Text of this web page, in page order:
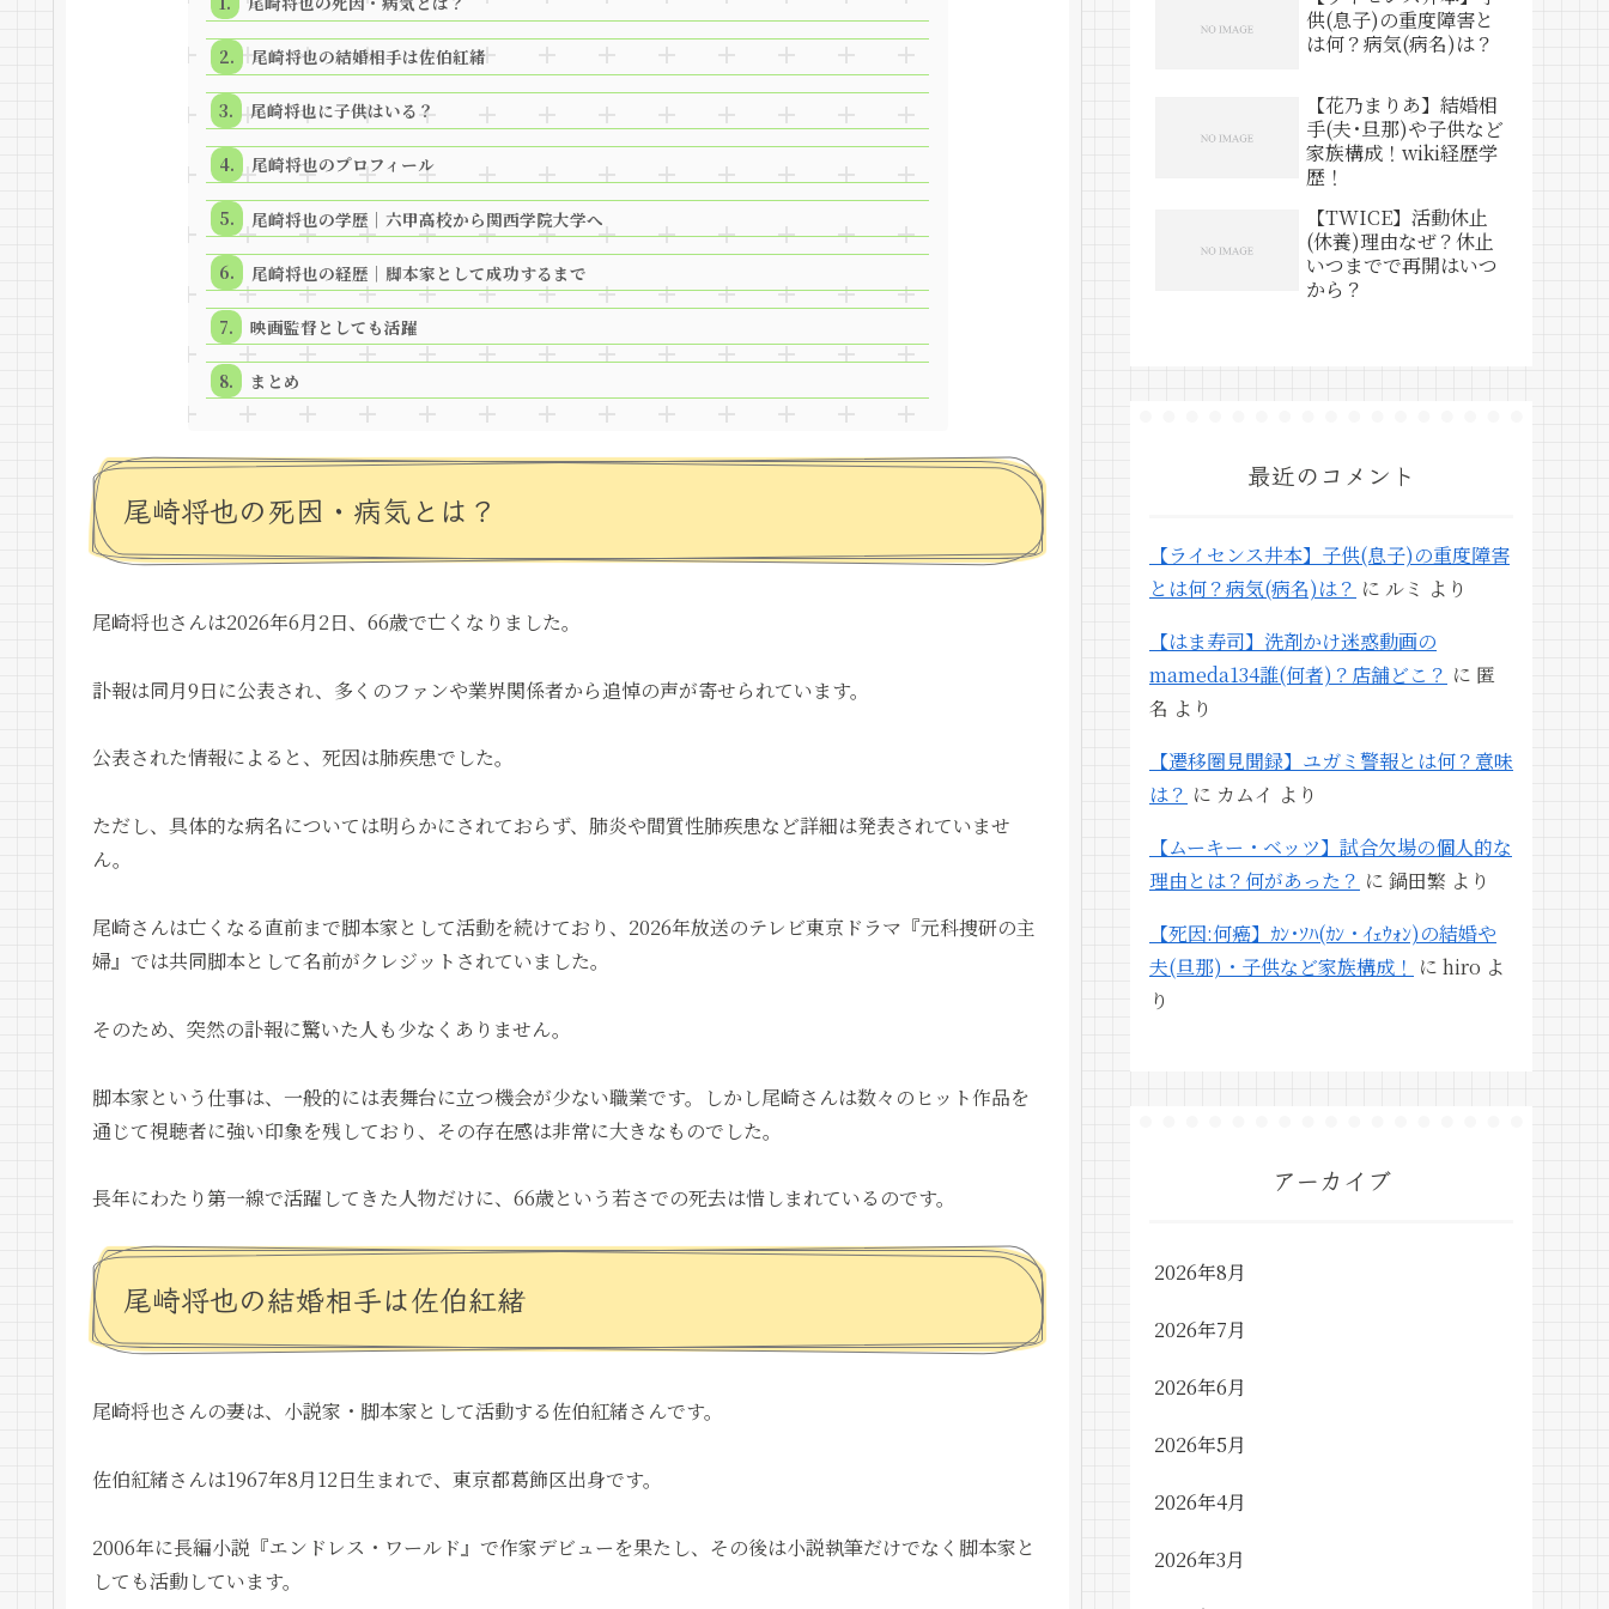
尾崎将也の結婚相手は佐伯紅緒
尾崎将也に子供はいる？
尾崎将也のプロフィール
尾崎将也の学歴｜六甲高校から関西学院大学へ
尾崎将也の経歴｜脚本家として成功するまで
映画監督としても活躍
まとめ
尾崎将也の死因・病気とは？
尾崎将也さんは2026年6月2日、66歳で亡くなりました。
訃報は同月9日に公表され、多くのファンや業界関係者から追悼の声が寄せられています。
公表された情報によると、死因は肺疾患でした。
ただし、具体的な病名については明らかにされておらず、肺炎や間質性肺疾患など詳細は発表されていませ
ん。
尾崎さんは亡くなる直前まで脚本家として活動を続けており、2026年放送のテレビ東京ドラマ『元科捜研の主
婦』では共同脚本として名前がクレジットされていました。
そのため、突然の訃報に驚いた人も少なくありません。
脚本家という仕事は、一般的には表舞台に立つ機会が少ない職業です。しかし尾崎さんは数々のヒット作品を
通じて視聴者に強い印象を残しており、その存在感は非常に大きなものでした。
長年にわたり第一線で活躍してきた人物だけに、66歳という若さでの死去は惜しまれているのです。
尾崎将也の結婚相手は佐伯紅緒
尾崎将也さんの妻は、小説家・脚本家として活動する佐伯紅緒さんです。
佐伯紅緒さんは1967年8月12日生まれで、東京都葛飾区出身です。
2006年に長編小説『エンドレス・ワールド』で作家デビューを果たし、その後は小説執筆だけでなく脚本家と
しても活動しています。
供(息子)の重度障害と
は何？病気(病名)は？
【花乃まりあ】結婚相
手(夫･旦那)や子供など
家族構成！wiki経歴学
歴！
【TWICE】活動休止
(休養)理由なぜ？休止
いつまでで再開はいつ
から？
最近のコメント
【ライセンス井本】子供(息子)の重度障害
とは何？病気(病名)は？ に ルミ より
【はま寿司】洗剤かけ迷惑動画の
mameda134誰(何者)？店舗どこ？ に 匿
名 より
【遷移圏見聞録】ユガミ警報とは何？意味
は？ に カムイ より
【ムーキー・ベッツ】試合欠場の個人的な
理由とは？何があった？ に 鍋田繁 より
【死因:何癌】ｶﾝ･ｿﾊ(ｶﾝ・ｲｪｳｫﾝ)の結婚や
夫(旦那)・子供など家族構成！ に hiro よ
り
アーカイブ
2026年8月
2026年7月
2026年6月
2026年5月
2026年4月
2026年3月